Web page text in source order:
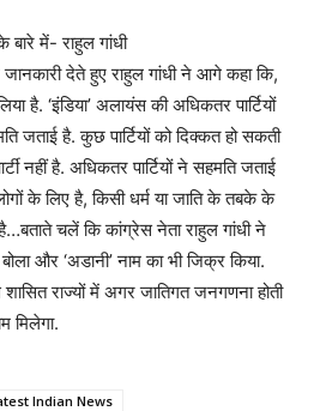
बारे में- राहुल गांधी
देते हुए राहुल गांधी ने आगे कहा कि,
है. ‘इंडिया’ अलायंस की अधिकतर पार्टियों
जताई है. कुछ पार्टियों को दिक्कत हो सकती
नहीं है. अधिकतर पार्टियों ने सहमति जताई
के लिए है, किसी धर्म या जाति के तबके के
चलें कि कांग्रेस नेता राहुल गांधी ने
और ‘अडानी’ नाम का भी जिक्र किया.
राज्यों में अगर जातिगत जनगणना होती
मिलेगा.
Indian News